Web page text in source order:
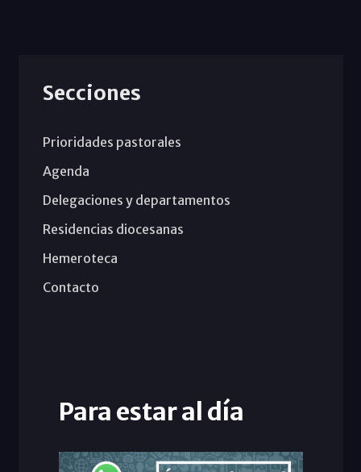
Secciones
Prioridades pastorales
Agenda
Delegaciones y departamentos
Residencias diocesanas
Hemeroteca
Contacto
Para estar al día